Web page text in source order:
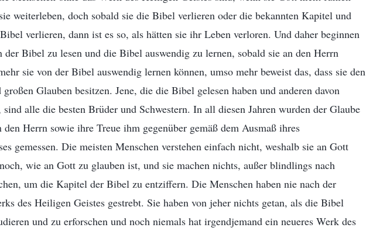
weiterleben, doch sobald sie die Bibel verlieren oder die bekannten Kapitel und
verlieren, dann ist es so, als hätten sie ihr Leben verloren. Und daher beginnen
der Bibel zu lesen und die Bibel auswendig zu lernen, sobald sie an den Herrn
sie von der Bibel auswendig lernen können, umso mehr beweist das, dass sie den
Glauben besitzen. Jene, die die Bibel gelesen haben und anderen davon
sind alle die besten Brüder und Schwestern. In all diesen Jahren wurden der Glaube
den Herrn sowie ihre Treue ihm gegenüber gemäß dem Ausmaß ihres
gemessen. Die meisten Menschen verstehen einfach nicht, weshalb sie an Gott
wie an Gott zu glauben ist, und sie machen nichts, außer blindlings nach
um die Kapitel der Bibel zu entziffern. Die Menschen haben nie nach der
des Heiligen Geistes gestrebt. Sie haben von jeher nichts getan, als die Bibel
und zu erforschen und noch niemals hat irgendjemand ein neueres Werk des